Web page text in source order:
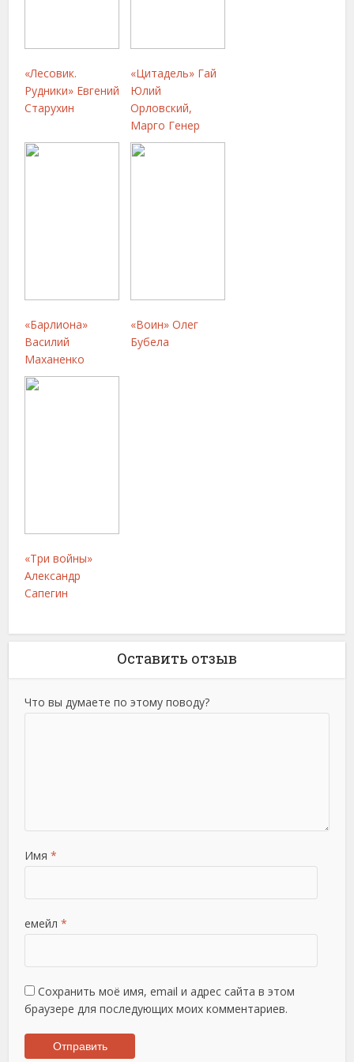
«Лесовик.
Рудники» Евгений
Старухин
«Цитадель» Гай
Юлий
Орловский,
Марго Генер
«Барлиона»
Василий
Маханенко
«Воин» Олег
Бубела
«Три войны»
Александр
Сапегин
Оставить отзыв
Что вы думаете по этому поводу?
Имя *
емейл *
Сохранить моё имя, email и адрес сайта в этом
браузере для последующих моих комментариев.